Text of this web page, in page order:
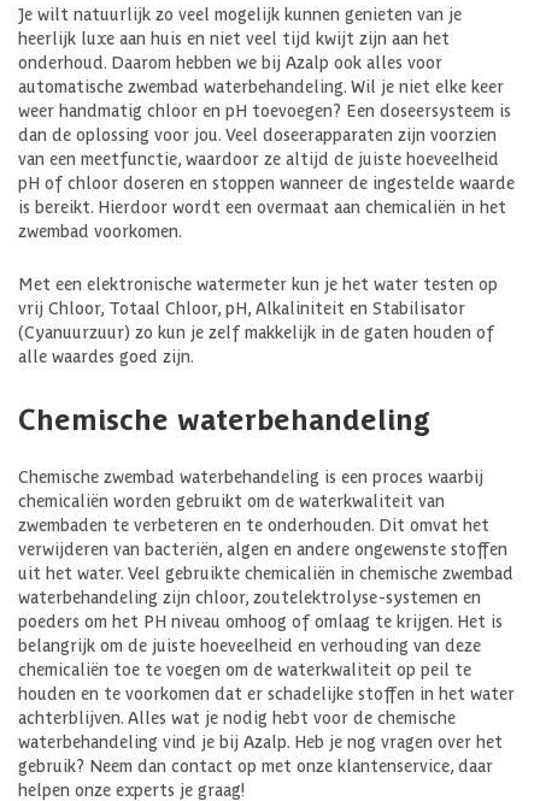
Je wilt natuurlijk zo veel mogelijk kunnen genieten van je
heerlijk luxe aan huis en niet veel tijd kwijt zijn aan het
onderhoud. Daarom hebben we bij Azalp ook alles voor
automatische zwembad waterbehandeling. Wil je niet elke keer
weer handmatig chloor en pH toevoegen? Een doseersysteem is
dan de oplossing voor jou. Veel doseerapparaten zijn voorzien
van een meetfunctie, waardoor ze altijd de juiste hoeveelheid
pH of chloor doseren en stoppen wanneer de ingestelde waarde
is bereikt. Hierdoor wordt een overmaat aan chemicaliën in het
zwembad voorkomen.
Met een elektronische watermeter kun je het water testen op
vrij Chloor, Totaal Chloor, pH, Alkaliniteit en Stabilisator
(Cyanuurzuur) zo kun je zelf makkelijk in de gaten houden of
alle waardes goed zijn.
Chemische waterbehandeling
Chemische zwembad waterbehandeling is een proces waarbij
chemicaliën worden gebruikt om de waterkwaliteit van
zwembaden te verbeteren en te onderhouden. Dit omvat het
verwijderen van bacteriën, algen en andere ongewenste stoffen
uit het water. Veel gebruikte chemicaliën in chemische zwembad
waterbehandeling zijn chloor, zoutelektrolyse-systemen en
poeders om het PH niveau omhoog of omlaag te krijgen. Het is
belangrijk om de juiste hoeveelheid en verhouding van deze
chemicaliën toe te voegen om de waterkwaliteit op peil te
houden en te voorkomen dat er schadelijke stoffen in het water
achterblijven. Alles wat je nodig hebt voor de chemische
waterbehandeling vind je bij Azalp. Heb je nog vragen over het
gebruik? Neem dan contact op met onze klantenservice, daar
helpen onze experts je graag!